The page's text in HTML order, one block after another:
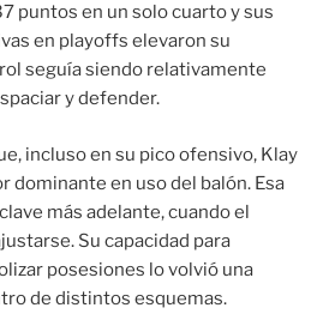
puntos en un solo cuarto y sus
en playoffs elevaron su
seguía siendo relativamente
y defender.
incluso en su pico ofensivo, Klay
dominante en uso del balón. Esa
más adelante, cuando el
Su capacidad para
posesiones lo volvió una
de distintos esquemas.